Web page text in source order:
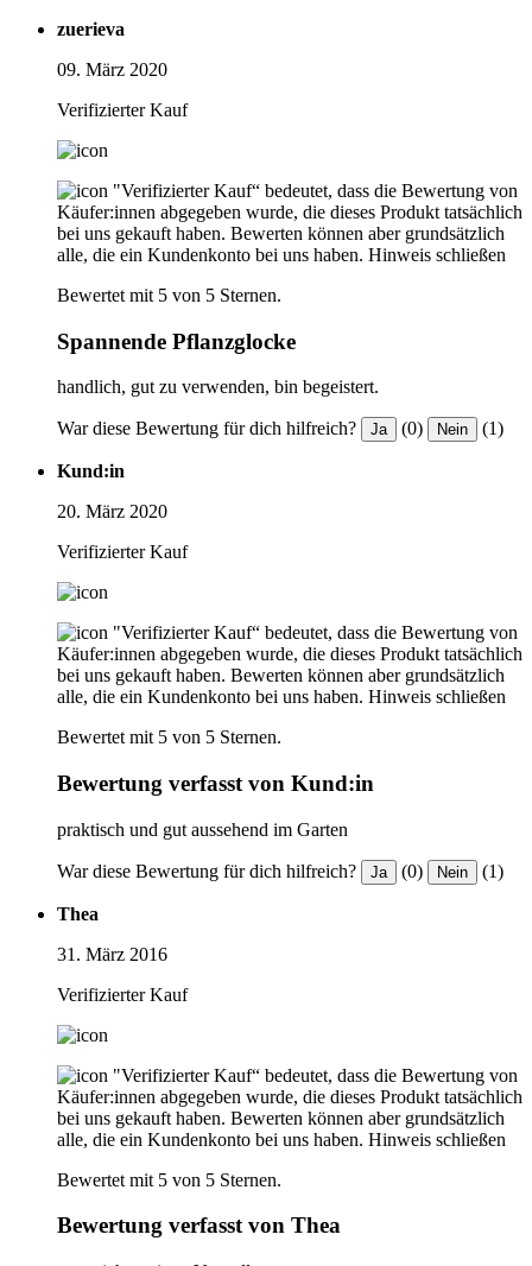
zuerieva
09. März 2020
Verifizierter Kauf
"Verifizierter Kauf“ bedeutet, dass die Bewertung von
Käufer:innen abgegeben wurde, die dieses Produkt tatsächlich
bei uns gekauft haben. Bewerten können aber grundsätzlich
alle, die ein Kundenkonto bei uns haben. Hinweis schließen
Bewertet mit 5 von 5 Sternen.
Spannende Pflanzglocke
handlich, gut zu verwenden, bin begeistert.
War diese Bewertung für dich hilfreich? Ja (0) Nein (1)
Kund:in
20. März 2020
Verifizierter Kauf
"Verifizierter Kauf“ bedeutet, dass die Bewertung von
Käufer:innen abgegeben wurde, die dieses Produkt tatsächlich
bei uns gekauft haben. Bewerten können aber grundsätzlich
alle, die ein Kundenkonto bei uns haben. Hinweis schließen
Bewertet mit 5 von 5 Sternen.
Bewertung verfasst von Kund:in
praktisch und gut aussehend im Garten
War diese Bewertung für dich hilfreich? Ja (0) Nein (1)
Thea
31. März 2016
Verifizierter Kauf
"Verifizierter Kauf“ bedeutet, dass die Bewertung von
Käufer:innen abgegeben wurde, die dieses Produkt tatsächlich
bei uns gekauft haben. Bewerten können aber grundsätzlich
alle, die ein Kundenkonto bei uns haben. Hinweis schließen
Bewertet mit 5 von 5 Sternen.
Bewertung verfasst von Thea